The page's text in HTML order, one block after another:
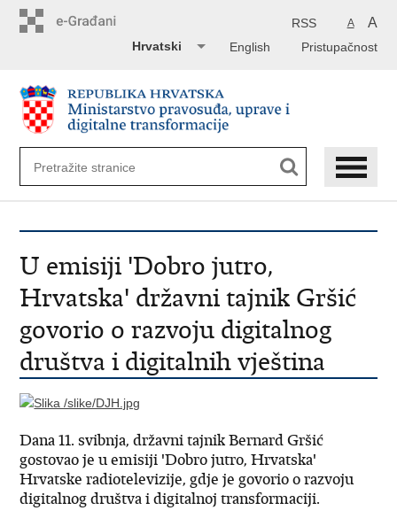
A A
RSS
Pristupačnost
English
Hrvatski
U emisiji 'Dobro jutro,
Hrvatska' državni tajnik Gršić
govorio o razvoju digitalnog
društva i digitalnih vještina
Dana 11. svibnja, državni tajnik Bernard Gršić
gostovao je u emisiji 'Dobro jutro, Hrvatska'
Hrvatske radiotelevizije, gdje je govorio o razvoju
digitalnog društva i digitalnoj transformaciji.